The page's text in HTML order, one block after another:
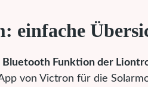
einfache
Bluetooth Funktion der
von Victron für die